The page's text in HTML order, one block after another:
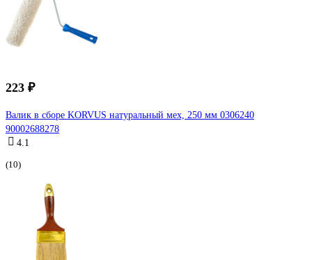
223 ₽
Валик в сборе KORVUS натуральный мех, 250 мм 0306240
90002688278
4.1
(10)